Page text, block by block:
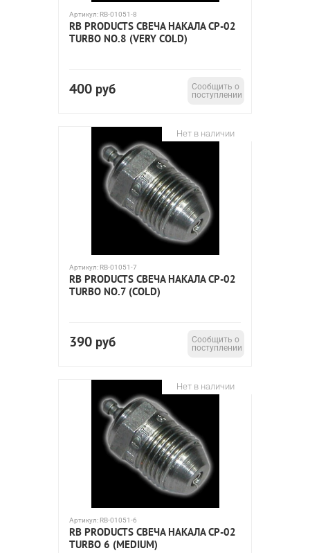
Артикул: RB-01051-8
RB PRODUCTS СВЕЧА НАКАЛА CP-02
TURBO NO.8 (VERY COLD)
400 руб
Сообщить о
поступлении
Нет в наличии
Артикул: RB-01051-7
RB PRODUCTS СВЕЧА НАКАЛА CP-02
TURBO NO.7 (COLD)
390 руб
Сообщить о
поступлении
Нет в наличии
Артикул: RB-01051-6
RB PRODUCTS СВЕЧА НАКАЛА CP-02
TURBO 6 (MEDIUM)